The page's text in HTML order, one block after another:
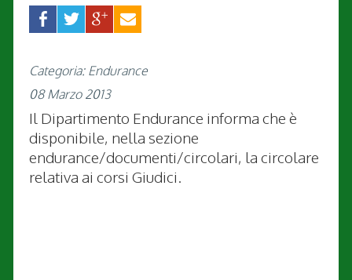
Categoria: Endurance
08 Marzo 2013
Il Dipartimento Endurance informa che è
disponibile, nella sezione
endurance/documenti/circolari, la circolare
relativa ai corsi Giudici.